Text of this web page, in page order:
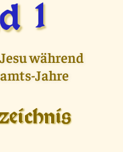
1
während
Jahre